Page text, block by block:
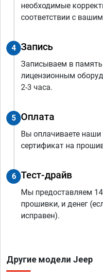
необходимые
соответствии с
4 Запись
Записываем в
лицензионным
2-3 часа.
5 Оплата
Вы оплачиваете
сертификат на
6 Тест-драйв
Мы предоставляем
прошивки, и денег
исправен).
Другие модели Jeep